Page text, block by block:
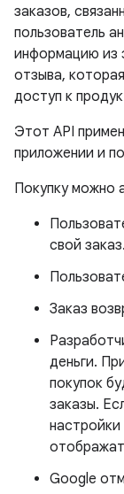
заказов,
пользователь
информацию из
отзыва,
доступ к
Этот API
приложении и
Покупку можно
свой заказ.
Заказ
деньги.
покупок
заказы.
настройки
Google